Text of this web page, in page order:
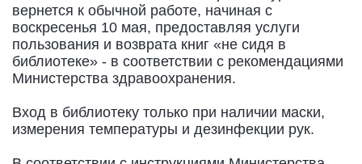
вернется к обычной работе, начиная с
воскресенья 10 мая, предоставляя услуги
пользования и возврата книг «не сидя в
библиотеке» - в соответствии с рекомендациями
Министерства здравоохранения.
Вход в библиотеку только при наличии маски,
измерения температуры и дезинфекции рук.